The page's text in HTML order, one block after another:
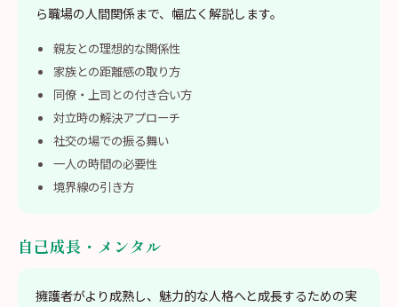
ら職場の人間関係まで、幅広く解説します。
親友との理想的な関係性
家族との距離感の取り方
同僚・上司との付き合い方
対立時の解決アプローチ
社交の場での振る舞い
一人の時間の必要性
境界線の引き方
自己成長・メンタル
擁護者がより成熟し、魅力的な人格へと成長するための実